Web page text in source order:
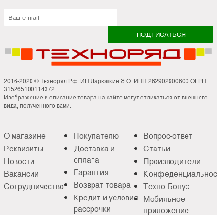
2016-2020 © Техноряд.Рф. ИП Ларюшкин Э.О. ИНН 262902900600 ОГРН
315265100114372
Изображение и описание товара на сайте могут отличаться от внешнего
вида, полученного вами.
О магазине
Реквизиты
Новости
Вакансии
Сотрудничество
Покупателю
Доставка и
оплата
Гарантия
Возврат товара
Кредит и условия
рассрочки
Вопрос-ответ
Статьи
Производители
Техно-Бонус
Мобильное
приложение